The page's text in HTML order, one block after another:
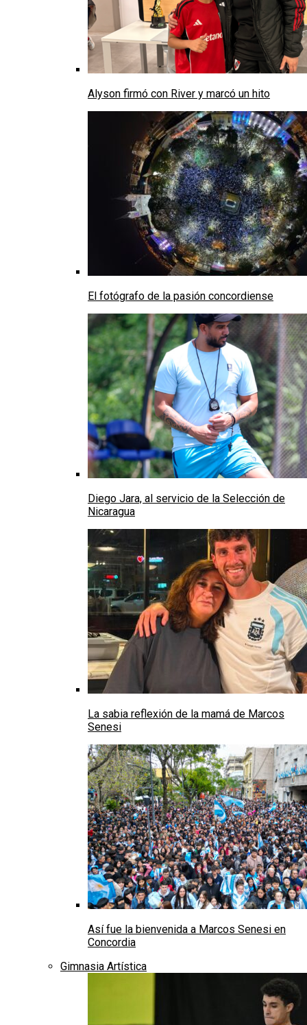
Alyson firmó con River y marcó un hito
El fotógrafo de la pasión concordiense
Diego Jara, al servicio de la Selección de
Nicaragua
La sabia reflexión de la mamá de Marcos
Senesi
Así fue la bienvenida a Marcos Senesi en
Concordia
Gimnasia Artística